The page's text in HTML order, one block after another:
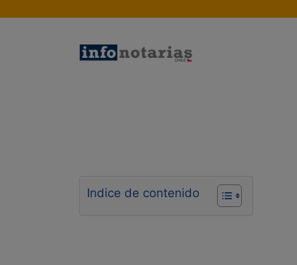
Indice de contenido